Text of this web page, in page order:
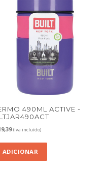
490ML ACTIVE -
(Iva incluído)
ADICIONAR